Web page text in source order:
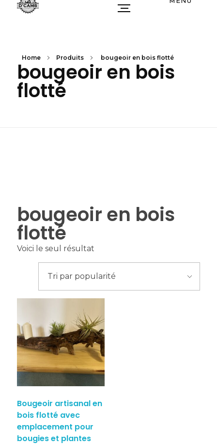
Home Produits bougeoir en bois flotté
bougeoir en bois
flotté
bougeoir en bois
flotté
Voici le seul résultat
Bougeoir artisanal en
bois flotté avec
emplacement pour
bougies et plantes